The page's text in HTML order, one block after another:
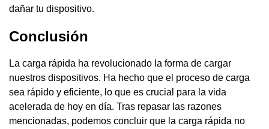
dañar tu dispositivo.
Conclusión
La carga rápida ha revolucionado la forma de cargar
nuestros dispositivos. Ha hecho que el proceso de carga
sea rápido y eficiente, lo que es crucial para la vida
acelerada de hoy en día. Tras repasar las razones
mencionadas, podemos concluir que la carga rápida no